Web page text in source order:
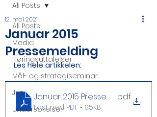
All Posts
Media
Høringsuttalelser
Mål- og strategiseminar
Jus
Undersøkelser
All Posts
Januar 2015
Pressemelding
12. mai 2021
Les hele artikkelen:
Januar 2015 Pressemelding v4
.pdf
Last ned PDF • 95KB